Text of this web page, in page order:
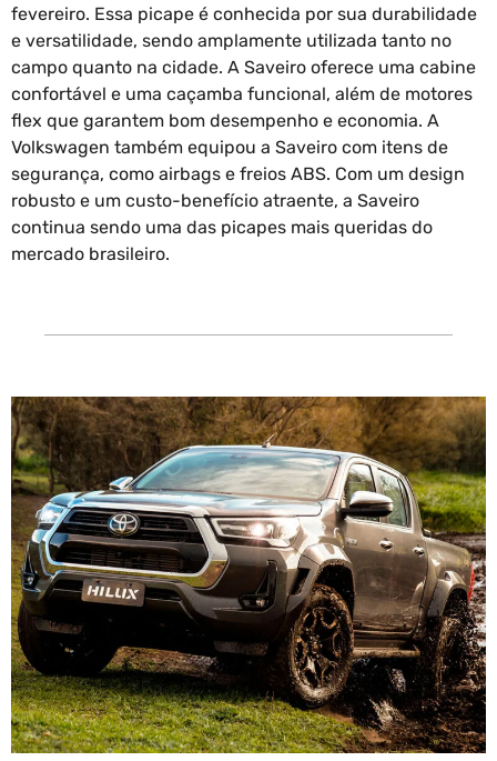
fevereiro. Essa picape é conhecida por sua durabilidade
e versatilidade, sendo amplamente utilizada tanto no
campo quanto na cidade. A Saveiro oferece uma cabine
confortável e uma caçamba funcional, além de motores
flex que garantem bom desempenho e economia. A
Volkswagen também equipou a Saveiro com itens de
segurança, como airbags e freios ABS. Com um design
robusto e um custo-benefício atraente, a Saveiro
continua sendo uma das picapes mais queridas do
mercado brasileiro.